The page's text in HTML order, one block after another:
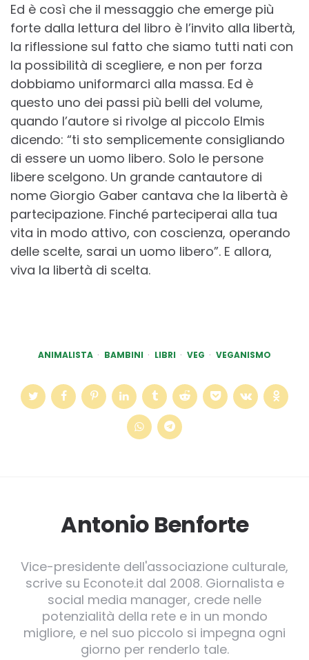
Ed è così che il messaggio che emerge più
forte dalla lettura del libro è l’invito alla libertà,
la riflessione sul fatto che siamo tutti nati con
la possibilità di scegliere, e non per forza
dobbiamo uniformarci alla massa. Ed è
questo uno dei passi più belli del volume,
quando l’autore si rivolge al piccolo Elmis
dicendo: “ti sto semplicemente consigliando
di essere un uomo libero. Solo le persone
libere scelgono. Un grande cantautore di
nome Giorgio Gaber cantava che la libertà è
partecipazione. Finché parteciperai alla tua
vita in modo attivo, con coscienza, operando
delle scelte, sarai un uomo libero”. E allora,
viva la libertà di scelta.
ANIMALISTA BAMBINI LIBRI VEG VEGANISMO
Antonio Benforte
Vice-presidente dell'associazione culturale,
scrive su Econote.it dal 2008. Giornalista e
social media manager, crede nelle
potenzialità della rete e in un mondo
migliore, e nel suo piccolo si impegna ogni
giorno per renderlo tale.